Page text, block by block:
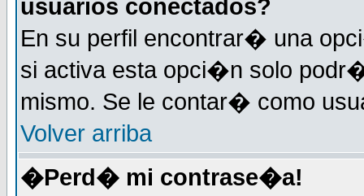
usuarios conectados?
En su perfil encontrar� una
si activa esta opci�n solo
mismo. Se le contar� como
Volver arriba
�Perd� mi contrase�a!